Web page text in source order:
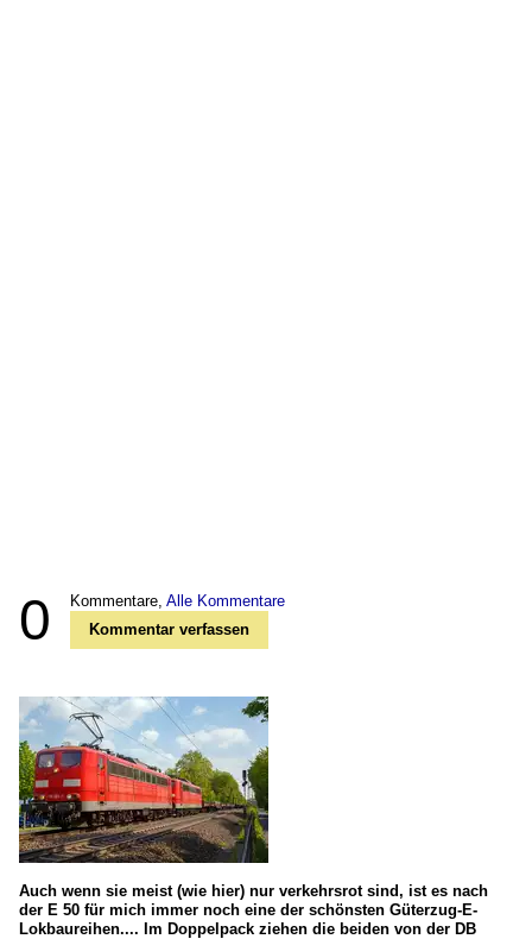
0 Kommentare, Alle Kommentare
Kommentar verfassen
Auch wenn sie meist (wie hier) nur verkehrsrot sind, ist es nach
der E 50 für mich immer noch eine der schönsten Güterzug-E-
Lokbaureihen.... Im Doppelpack ziehen die beiden von der DB